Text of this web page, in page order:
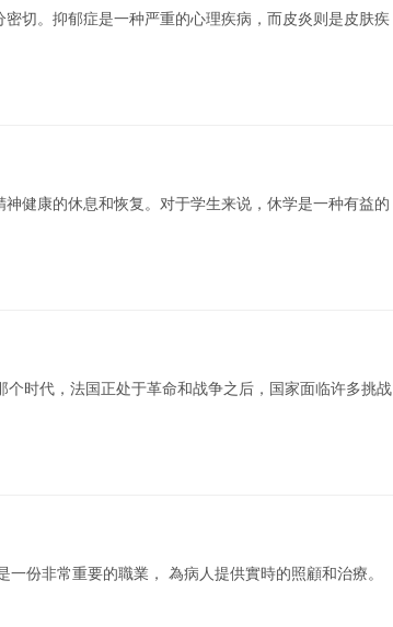
切。抑郁症是一种严重的心理疾病，而皮炎则是皮肤疾
健康的休息和恢复。对于学生来说，休学是一种有益的
时代，法国正处于革命和战争之后，国家面临许多挑战
份非常重要的職業， 為病人提供實時的照顧和治療。